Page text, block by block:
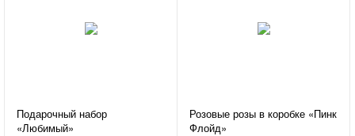
Подарочный набор
«Любимый»
Розовые розы в коробке «Пинк
Флойд»